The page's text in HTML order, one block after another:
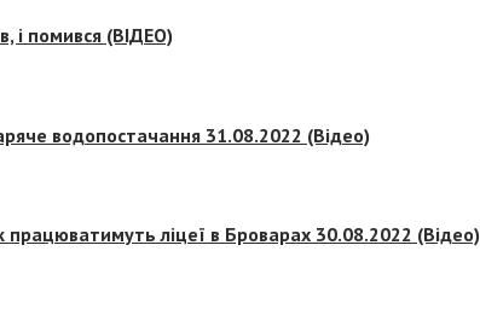
і помився (ВІДЕО)
водопостачання 31.08.2022 (Відео)
працюватимуть ліцеї в Броварах 30.08.2022 (Відео)